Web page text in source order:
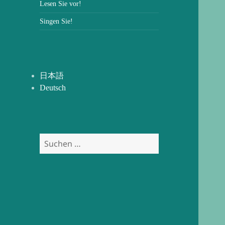
Lesen Sie vor!
Singen Sie!
日本語
Deutsch
Suchen